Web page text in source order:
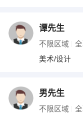
谭先生
不限区域
美术/设计
男先生
不限区域